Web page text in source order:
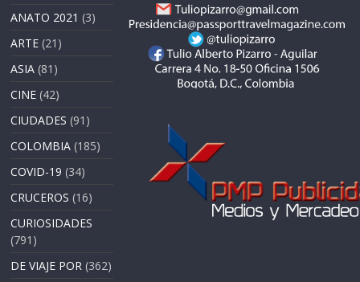
ANATO 2021 (3)
ARTE (21)
ASIA (81)
CINE (42)
CIUDADES (91)
COLOMBIA (185)
COVID-19 (34)
CRUCEROS (16)
CURIOSIDADES
(791)
DE VIAJE POR (362)